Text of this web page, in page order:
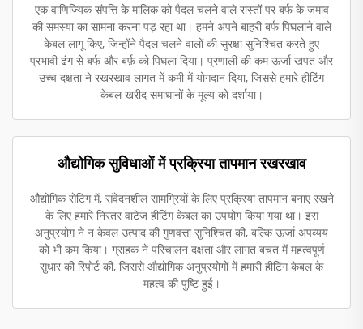
एक वाणिज्यिक संपत्ति के मालिक को पैदल चलने वाले रास्तों पर बर्फ के जमाव
की समस्या का सामना करना पड़ रहा था। हमने अपने बाहरी बर्फ पिघलाने वाले
केबल लागू किए, जिन्होंने पैदल चलने वालों की सुरक्षा सुनिश्चित करते हुए
प्रभावी ढंग से बर्फ और बर्फ़ को पिघला दिया। प्रणाली की कम ऊर्जा खपत और
उच्च दक्षता ने रखरखाव लागत में कमी में योगदान दिया, जिससे हमारे हीटिंग
केबल खरीद समाधानों के मूल्य को दर्शाया।
औद्योगिक सुविधाओं में प्रक्रिया तापमान रखरखाव
औद्योगिक सेटिंग में, संवेदनशील सामग्रियों के लिए प्रक्रिया तापमान बनाए रखने
के लिए हमारे निरंतर वाटेज हीटिंग केबल का उपयोग किया गया था। इस
अनुप्रयोग ने न केवल उत्पाद की गुणवत्ता सुनिश्चित की, बल्कि ऊर्जा अपव्यय
को भी कम किया। ग्राहक ने परिचालन दक्षता और लागत बचत में महत्वपूर्ण
सुधार की रिपोर्ट की, जिससे औद्योगिक अनुप्रयोगों में हमारी हीटिंग केबल के
महत्व की पुष्टि हुई।